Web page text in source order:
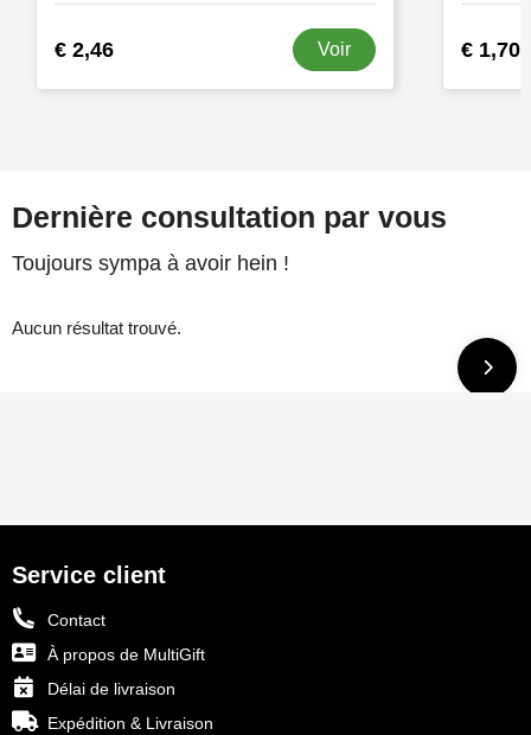
€ 2,46 Voir € 1,70
Dernière consultation par vous
Toujours sympa à avoir hein !
Aucun résultat trouvé.
Service client
Contact
À propos de MultiGift
Délai de livraison
Expédition & Livraison